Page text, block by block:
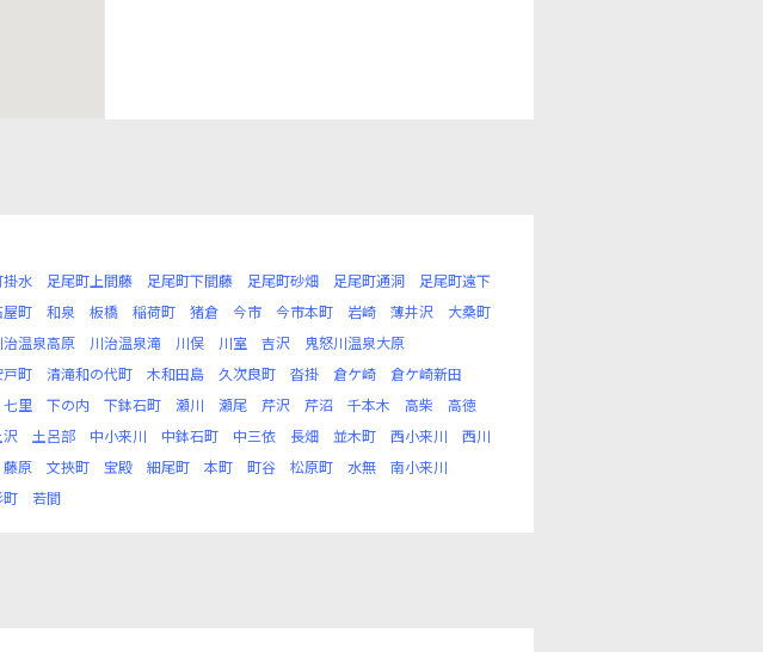
掛水 足尾町上間藤 足尾町下間藤 足尾町砂畑 足尾町通洞
足尾町遠下
屋町 和泉 板橋 稲荷町 猪倉 今市 今市本町 岩崎 薄井沢
大桑町
治温泉高原 川治温泉滝 川俣 川室 吉沢
鬼怒川温泉大原
戸町 清滝和の代町 木和田島 久次良町 沓掛 倉ケ崎
倉ケ崎新田
七里 下の内 下鉢石町 瀬川 瀬尾 芹沢 芹沼 千本木 高柴
高徳
沢 土呂部 中小来川 中鉢石町 中三依 長畑 並木町 西小来川
西川
藤原 文挾町 宝殿 細尾町 本町 町谷 松原町 水無
南小来川
町 若間